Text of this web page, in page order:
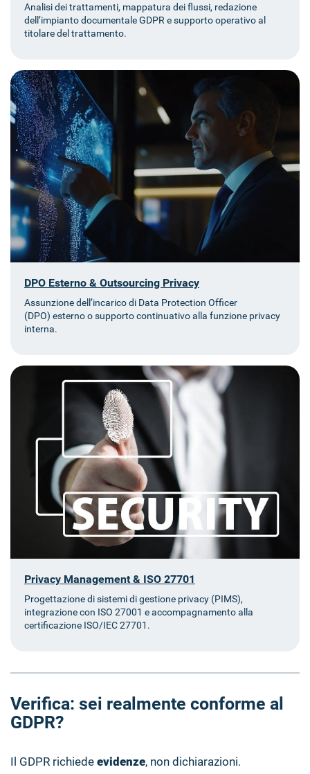
Analisi dei trattamenti, mappatura dei flussi, redazione
dell’impianto documentale GDPR e supporto operativo al
titolare del trattamento.
DPO Esterno & Outsourcing Privacy
Assunzione dell’incarico di Data Protection Officer
(DPO) esterno o supporto continuativo alla funzione privacy
interna.
Privacy Management & ISO 27701
Progettazione di sistemi di gestione privacy (PIMS),
integrazione con ISO 27001 e accompagnamento alla
certificazione ISO/IEC 27701.
Verifica: sei realmente conforme al
GDPR?
Il GDPR richiede evidenze, non dichiarazioni.